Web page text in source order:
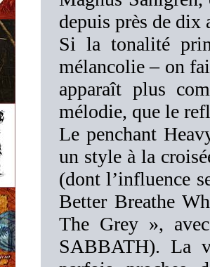
depuis près de dix
Si la tonalité
mélancolie – on
apparaît plus
mélodie, que le
Le penchant
un style à la
(dont l’influence
Better Breathe
The Grey »,
SABBATH). La